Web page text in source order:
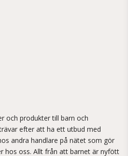
och produkter till barn och
efter att ha ett utbud med
andra handlare på nätet som gör
hos oss. Allt från att barnet är nyfött